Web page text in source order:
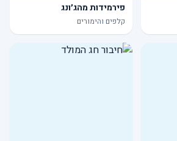
פירמידות מהג׳ונג
קלפים והימורים